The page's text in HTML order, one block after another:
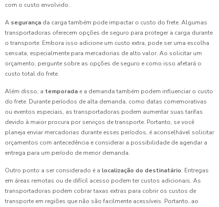
com o custo envolvido.
A segurança da carga também pode impactar o custo do frete. Algumas
transportadoras oferecem opções de seguro para proteger a carga durante
o transporte. Embora isso adicione um custo extra, pode ser uma escolha
sensata, especialmente para mercadorias de alto valor. Ao solicitar um
orçamento, pergunte sobre as opções de seguro e como isso afetará o
custo total do frete.
Além disso, a temporada e a demanda também podem influenciar o custo
do frete. Durante períodos de alta demanda, como datas comemorativas
ou eventos especiais, as transportadoras podem aumentar suas tarifas
devido à maior procura por serviços de transporte. Portanto, se você
planeja enviar mercadorias durante esses períodos, é aconselhável solicitar
orçamentos com antecedência e considerar a possibilidade de agendar a
entrega para um período de menor demanda.
Outro ponto a ser considerado é a localização do destinatário. Entregas
em áreas remotas ou de difícil acesso podem ter custos adicionais. As
transportadoras podem cobrar taxas extras para cobrir os custos de
transporte em regiões que não são facilmente acessíveis. Portanto, ao